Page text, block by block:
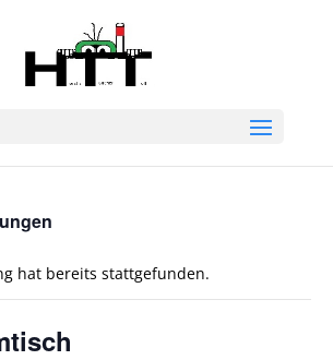
hat bereits stattgefunden.